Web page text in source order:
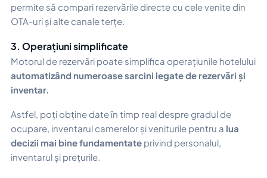
permite să compari rezervările directe cu cele venite din
OTA-uri și alte canale terțe.
3. Operațiuni simplificate
Motorul de rezervări poate simplifica operațiunile hotelului
automatizând numeroase sarcini legate de rezervări și
inventar.
Astfel, poți obține date în timp real despre gradul de
ocupare, inventarul camerelor și veniturile pentru a lua
decizii mai bine fundamentate privind personalul,
inventarul și prețurile.